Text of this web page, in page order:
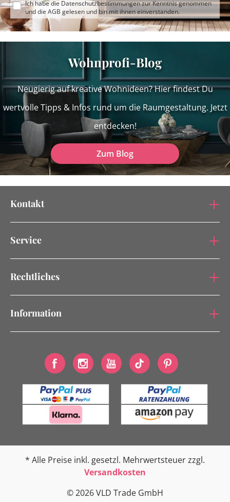
Ich habe die Datenschutzbestimmungenzur Kenntnis genommen
und die AGB gelesen und bin mit ihnen einverstanden.
Wohnprofi-Blog
Neugierig auf kreative Wohnideen? Hier findest Du
wertvolle Tipps & Infos rund um die Raumgestaltung. Jetzt
entdecken!
Zum Blog
Kontakt
Service
Rechtliches
Information
* Alle Preise inkl. gesetzl. Mehrwertsteuer zzgl.
Versandkosten
© 2026 VLD Trade GmbH